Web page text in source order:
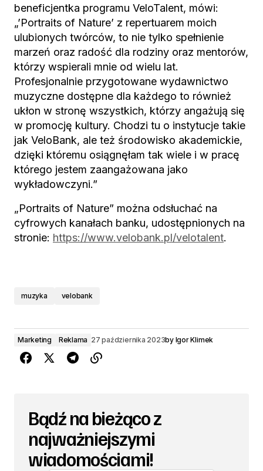
beneficjentka programu VeloTalent, mówi:
„’Portraits of Nature’ z repertuarem moich
ulubionych twórców, to nie tylko spełnienie
marzeń oraz radość dla rodziny oraz mentorów,
którzy wspierali mnie od wielu lat.
Profesjonalnie przygotowane wydawnictwo
muzyczne dostępne dla każdego to również
ukłon w stronę wszystkich, którzy angażują się
w promocję kultury. Chodzi tu o instytucje takie
jak VeloBank, ale też środowisko akademickie,
dzięki któremu osiągnęłam tak wiele i w pracę
którego jestem zaangażowana jako
wykładowczyni.”
„Portraits of Nature” można odsłuchać na
cyfrowych kanałach banku, udostępnionych na
stronie: https://www.velobank.pl/velotalent.
muzyka velobank
Marketing Reklama 27 października 2023by Igor Klimek
Bądź na bieżąco z
najważniejszymi
wiadomościami!